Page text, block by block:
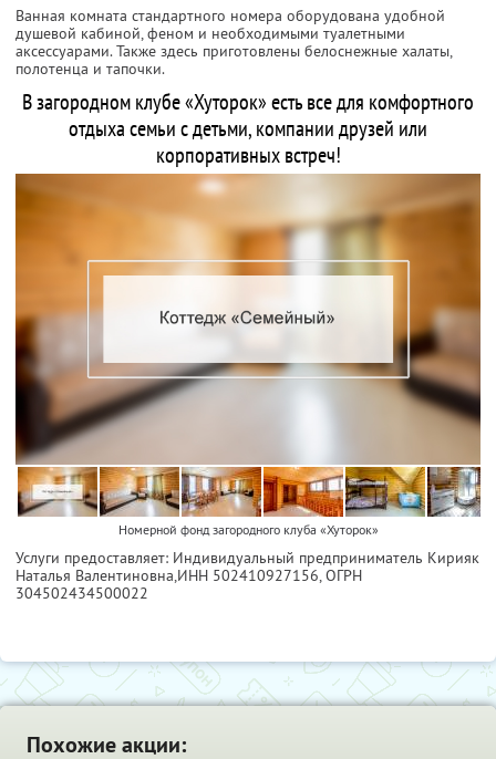
Ванная комната стандартного номера оборудована удобной
душевой кабиной, феном и необходимыми туалетными
аксессуарами. Также здесь приготовлены белоснежные халаты,
полотенца и тапочки.
В загородном клубе «Хуторок» есть все для комфортного
отдыха семьи с детьми, компании друзей или
корпоративных встреч!
Номерной фонд загородного клуба «Хуторок»
Услуги предоставляет: Индивидуальный предприниматель Кирияк
Наталья Валентиновна,ИНН 502410927156, ОГРН
304502434500022
Похожие акции: